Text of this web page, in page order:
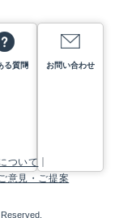
る質問 お問い合わせ
ついて
意見・ご提案